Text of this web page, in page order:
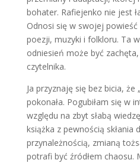
bohater. Rafiejenko nie jest
Odnosi się w swojej
poezji, muzyki i folkloru. Ta
odniesień może być
czytelnika.
Ja przyznaję się bez bicia, że
pokonała. Pogubiłam się w
względu na zbyt słabą
książka z pewnością skłania
przynależnością, zmianą
potrafi być źródłem chaosu.